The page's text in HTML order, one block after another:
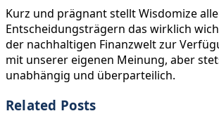
Kurz und prägnant stellt Wisdomize
Entscheidungsträgern das wirklich
der nachhaltigen Finanzwelt zur
mit unserer eigenen Meinung, aber
unabhängig und überparteilich.
Related Posts